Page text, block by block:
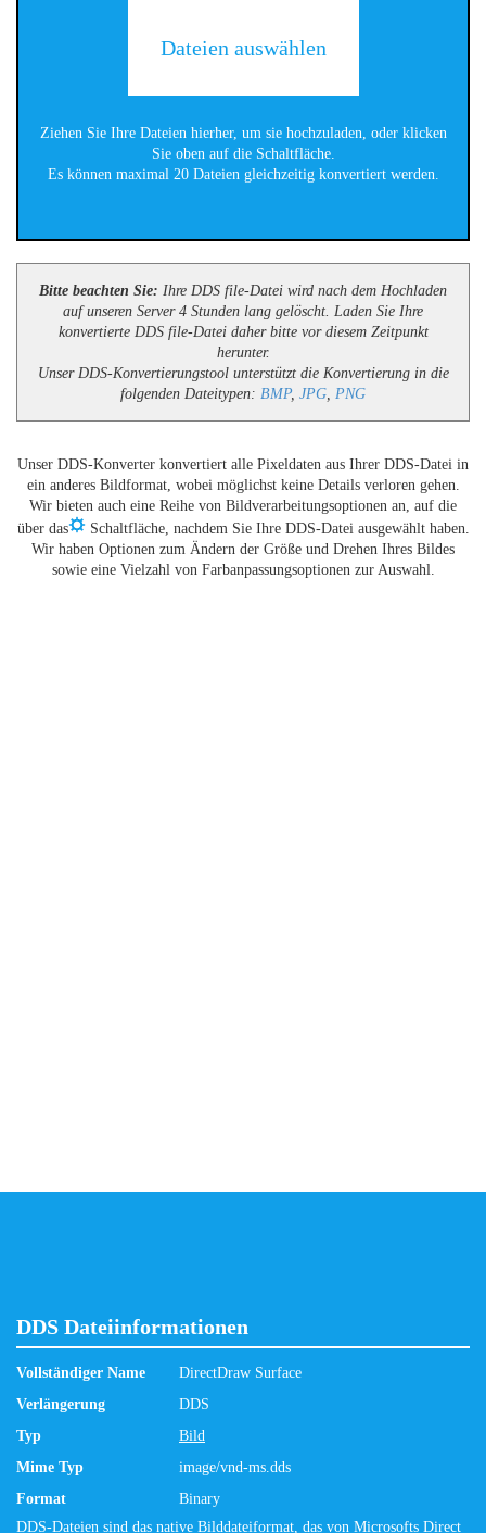
Dateien auswählen
Ziehen Sie Ihre Dateien hierher, um sie hochzuladen, oder klicken
Sie oben auf die Schaltfläche.
Es können maximal 20 Dateien gleichzeitig konvertiert werden.
Bitte beachten Sie: Ihre DDS file-Datei wird nach dem Hochladen
auf unseren Server 4 Stunden lang gelöscht. Laden Sie Ihre
konvertierte DDS file-Datei daher bitte vor diesem Zeitpunkt
herunter.
Unser DDS-Konvertierungstool unterstützt die Konvertierung in die
folgenden Dateitypen: BMP, JPG, PNG
Unser DDS-Konverter konvertiert alle Pixeldaten aus Ihrer DDS-Datei in
ein anderes Bildformat, wobei möglichst keine Details verloren gehen.
Wir bieten auch eine Reihe von Bildverarbeitungsoptionen an, auf die
über das
Schaltfläche, nachdem Sie Ihre DDS-Datei ausgewählt haben.
Wir haben Optionen zum Ändern der Größe und Drehen Ihres Bildes
sowie eine Vielzahl von Farbanpassungsoptionen zur Auswahl.
DDS Dateiinformationen
Vollständiger Name
DirectDraw Surface
Verlängerung
DDS
Typ
Bild
Mime Typ
image/vnd-ms.dds
Format
Binary
DDS-Dateien sind das native Bilddateiformat, das von Microsofts Direct